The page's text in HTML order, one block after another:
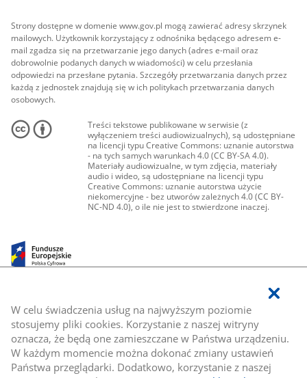
W celu świadczenia usług na najwyższym poziomie
stosujemy pliki cookies. Korzystanie z naszej witryny
oznacza, że będą one zamieszczane w Państwa urządzeniu.
W każdym momencie można dokonać zmiany ustawień
Państwa przeglądarki. Dodatkowo, korzystanie z naszej
Strony dostępne w domenie www.gov.pl mogą zawierać adresy skrzynek
mailowych. Użytkownik korzystający z odnośnika będącego adresem e-
mail zgadza się na przetwarzanie jego danych (adres e-mail oraz
dobrowolnie podanych danych w wiadomości) w celu przesłania
odpowiedzi na przesłane pytania. Szczegóły przetwarzania danych przez
każdą z jednostek znajdują się w ich politykach przetwarzania danych
osobowych.
Treści tekstowe publikowane w serwisie (z
wyłączeniem treści audiowizualnych), są udostępniane
na licencji typu Creative Commons: uznanie autorstwa
- na tych samych warunkach 4.0 (CC BY-SA 4.0).
Materiały audiowizualne, w tym zdjęcia, materiały
audio i wideo, są udostępniane na licencji typu
Creative Commons: uznanie autorstwa użycie
niekomercyjne - bez utworów zależnych 4.0 (CC BY-
NC-ND 4.0), o ile nie jest to stwierdzone inaczej.